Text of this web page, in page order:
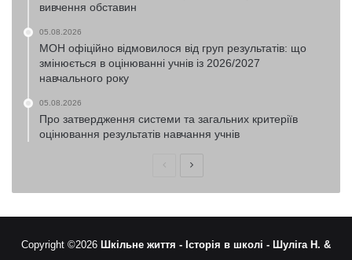
вивчення обставин
05.08.2026
МОН офіційно відмовилося від груп результатів: що
змінюється в оцінюванні учнів із 2026/2027
навчального року
05.08.2026
Про затвердження системи та загальних критеріїв
оцінювання результатів навчання учнів
ПопередняНаступна
Copyright ©2026 Шкільне життя - Історія в школі - Шуліга Н. &